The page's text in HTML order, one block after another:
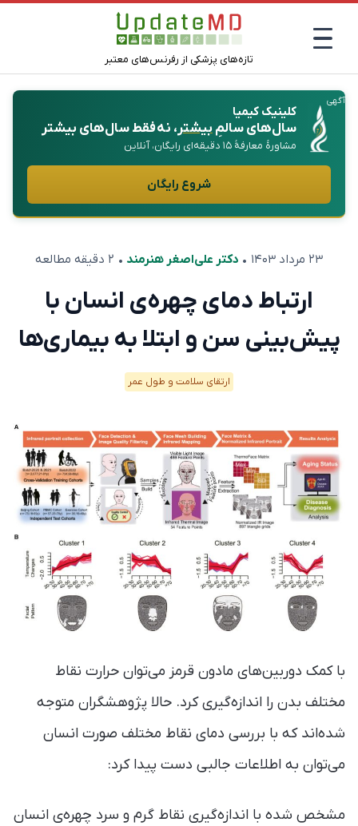
تازه‌های پزشکی از رفرنس‌های معتبر
آگهی
کلینیک کیمیا
سال‌های سالمِبیشتر، نه فقط سال‌های بیشتر
مشاورهٔ معارفهٔ ۱۵ دقیقه‌ای رایگان، آنلاین
شروع رایگان
۲۳ مرداد ۱۴۰۳ • دکتر علی‌اصغر هنرمند • ۲ دقیقه مطالعه
ارتباط دمای چهره‌ی انسان با
پیش‌بینی سن و ابتلا به بیماری‌ها
ارتقای سلامت و طول عمر
با کمک دوربین‌های مادون قرمز می‌توان حرارت نقاط
مختلف بدن را اندازه‌گیری کرد. حالا پژوهشگران متوجه
شده‌اند که با بررسی دمای نقاط مختلف صورت انسان
می‌توان به اطلاعات جالبی دست پیدا کرد:
مشخص شده با اندازه‌گیری نقاط گرم و سرد چهره‌ی انسان